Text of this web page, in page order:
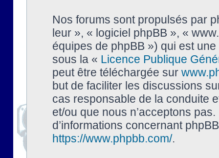
Nos forums sont propulsés par
leur », « logiciel phpBB », «
équipes de phpBB ») qui est
sous la « Licence Publique
peut être téléchargée sur
but de faciliter les discussions
cas responsable de la conduite
et/ou que nous n’acceptons
d’informations concernant
https://www.phpbb.com/.